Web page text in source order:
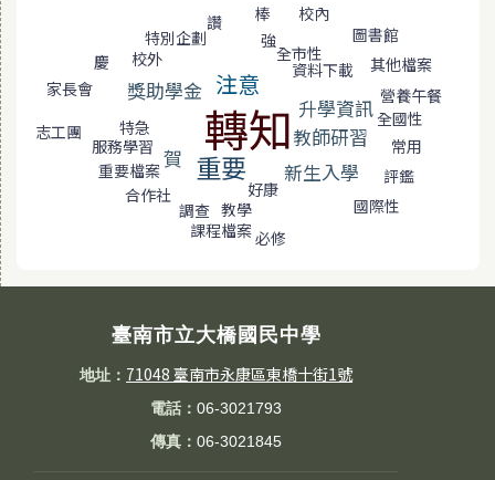
棒
校外
特別企劃
讚 校內
慶
強
全市性
圖書館
家長會 獎助學金 注意 資料下載 其他檔案
特急 轉知 升學資訊 營養午餐
志工團
全國性
服務學習
重要檔案賀
教師研習
重要
常用
好康
新生入學
合作社
評鑑
調查
課程檔案
教學
國際性
必修
臺南市立大橋國民中學
地址： 71048 臺南市永康區東橋十街1號
電話：06-3021793
傳真：06-3021845